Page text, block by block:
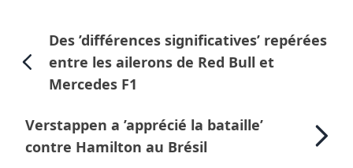
Des ’différences significatives’ repérées
entre les ailerons de Red Bull et
Mercedes F1
Verstappen a ’apprécié la bataille’
contre Hamilton au Brésil